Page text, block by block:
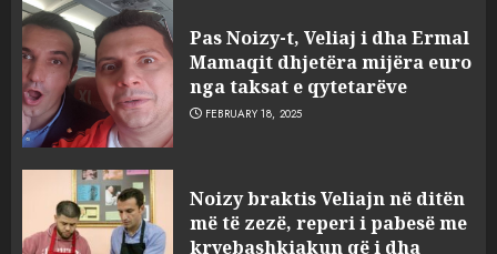
Pas Noizy-t, Veliaj i dha Ermal
Mamaqit dhjetëra mijëra euro
nga taksat e qytetarëve
FEBRUARY 18, 2025
Noizy braktis Veliajn në ditën
më të zezë, reperi i pabesë me
kryebashkiakun që i dha
sulmuan “One Albania”,
ngjarja u fsheh. A u vodhën